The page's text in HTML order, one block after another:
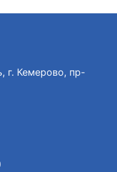
г. Кемерово, пр-